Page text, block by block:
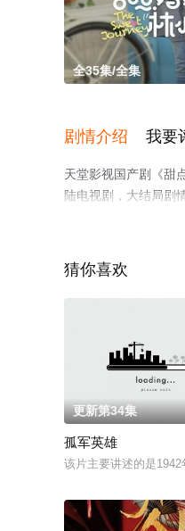
全35集/全集
剧情介绍 我要
天堂影视国产剧《甜
陆电视剧，大结局剧
多剧情信息可移步
猜你喜欢
更新第34集
孤军英雄
该片主要讲述的是